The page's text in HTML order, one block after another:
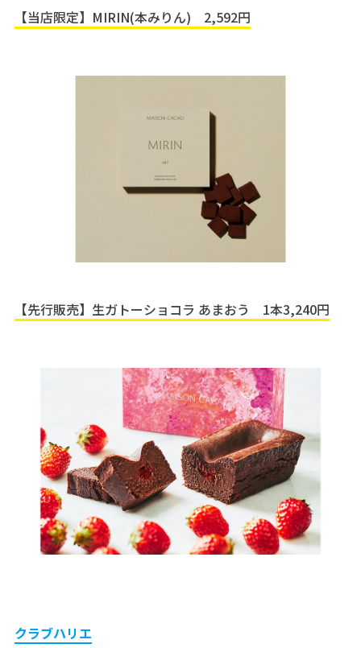
【当店限定】MIRIN(本みりん) 2,592円
【先行販売】生ガトーショコラ あまおう 1本3,240円
クラブハリエ